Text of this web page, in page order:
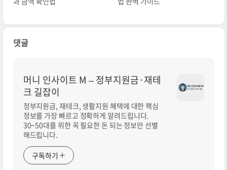
댓글
머니 인사이트 M – 정부지원금·재테
크 길잡이
정부지원금, 재테크, 생활지원 혜택에 대한 핵심
정보를 가장 빠르고 정확하게 알려드립니다.
30~50대를 위한 꼭 필요한 돈 되는 정보만 선별
해드립니다.
구독하기